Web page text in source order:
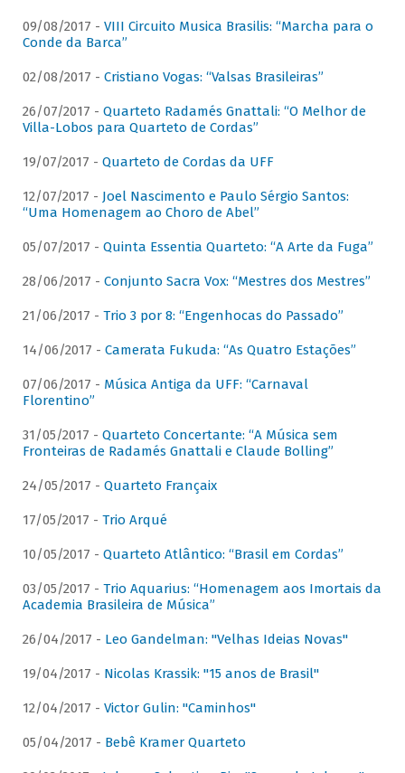
09/08/2017 - VIII Circuito Musica Brasilis: “Marcha para o
Conde da Barca”
02/08/2017 - Cristiano Vogas: “Valsas Brasileiras”
26/07/2017 - Quarteto Radamés Gnattali: “O Melhor de
Villa-Lobos para Quarteto de Cordas”
19/07/2017 - Quarteto de Cordas da UFF
12/07/2017 - Joel Nascimento e Paulo Sérgio Santos:
“Uma Homenagem ao Choro de Abel”
05/07/2017 - Quinta Essentia Quarteto: “A Arte da Fuga”
28/06/2017 - Conjunto Sacra Vox: “Mestres dos Mestres”
21/06/2017 - Trio 3 por 8: “Engenhocas do Passado”
14/06/2017 - Camerata Fukuda: “As Quatro Estações”
07/06/2017 - Música Antiga da UFF: “Carnaval
Florentino”
31/05/2017 - Quarteto Concertante: “A Música sem
Fronteiras de Radamés Gnattali e Claude Bolling”
24/05/2017 - Quarteto Françaix
17/05/2017 - Trio Arqué
10/05/2017 - Quarteto Atlântico: “Brasil em Cordas”
03/05/2017 - Trio Aquarius: “Homenagem aos Imortais da
Academia Brasileira de Música”
26/04/2017 - Leo Gandelman: "Velhas Ideias Novas"
19/04/2017 - Nicolas Krassik: "15 anos de Brasil"
12/04/2017 - Victor Gulin: "Caminhos"
05/04/2017 - Bebê Kramer Quarteto